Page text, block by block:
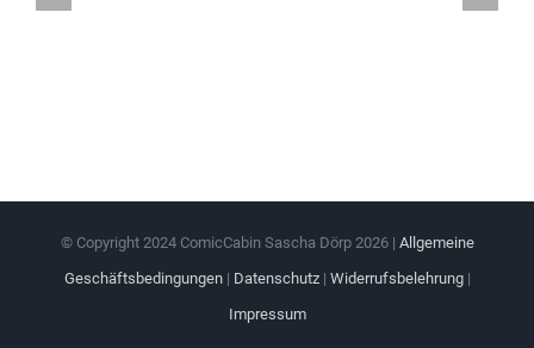
© Copyright 2024 ComicCabin Sascha Dörp 2026 | Allgemeine
Geschäftsbedingungen| Datenschutz| Widerrufsbelehrung|
Impressum